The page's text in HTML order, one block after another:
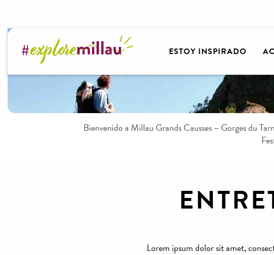
contenu
principal
ESTOY INSPIRADO
Bienvenido a Millau Grands Causses – Gorges du Tarn
Lorem ipsum dolor sit amet,